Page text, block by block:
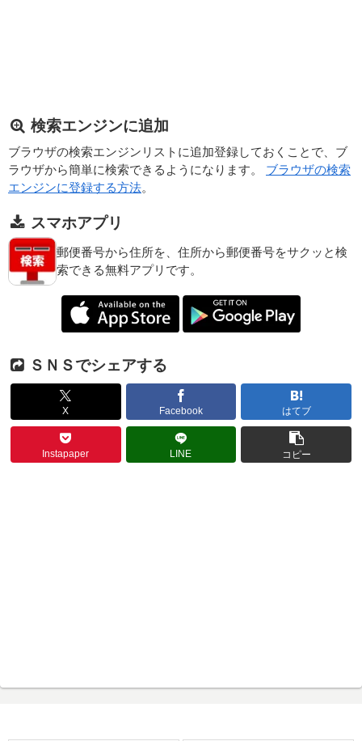
検索エンジンに追加
ブラウザの検索エンジンリストに追加登録しておくことで、ブ
ラウザから簡単に検索できるようになります。 ブラウザの検索
エンジンに登録する方法。
スマホアプリ
郵便番号から住所を、住所から郵便番号をサクッと検
索できる無料アプリです。
ＳＮＳでシェアする
X Facebook はてブ
Instapaper LINE コピー